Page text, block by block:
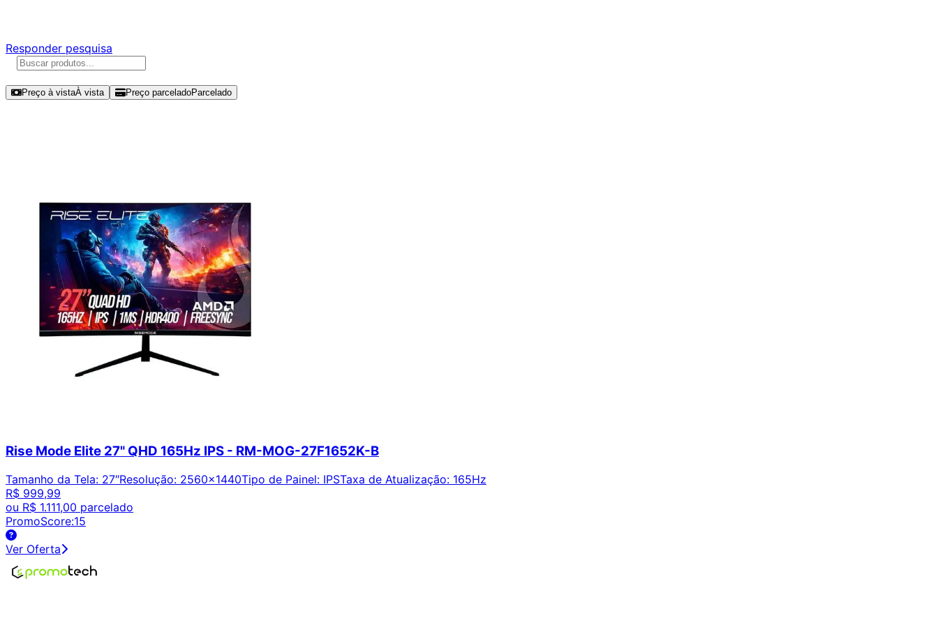
Responder pesquisa
Preço à vistaÀ vista Preço parceladoParcelado
Rise Mode Elite 27" QHD 165Hz IPS - RM-MOG-27F1652K-B
Tamanho da Tela: 27″Resolução: 2560x1440Tipo de Painel: IPSTaxa de Atualização: 165Hz
R$ 999,99
ou R$ 1.111,00 parcelado
PromoScore:15
Ver Oferta